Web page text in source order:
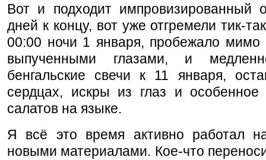
Вот и подходит импровизированный
дней к концу, вот уже отгремели тик-
00:00 ночи 1 января, пробежало мимо
выпученными глазами, и
бенгальские свечи к 11 января,
сердцах, искры из глаз и особенное
салатов на языке.
Я всё это время активно работал
новыми материалами. Кое-что